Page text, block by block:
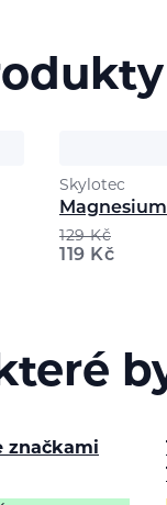
Skylotec
129Kč
119 Kč
značkami